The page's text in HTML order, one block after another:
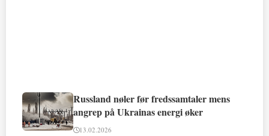
Russland nøler før fredssamtaler mens
angrep på Ukrainas energi øker
13.02.2026